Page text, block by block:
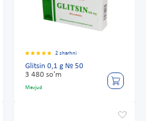
2 sharhni
Glitsin 0,1 g № 50
3 480 so'm
Mavjud